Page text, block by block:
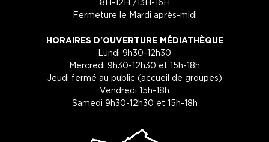
8H-12H /13H-16H
Fermeture le Mardi après-midi
HORAIRES D'OUVERTURE MÉDIATHÈQUE
Lundi 9h30-12h30
Mercredi 9h30-12h30 et 15h-18h
Jeudi fermé au public (accueil de groupes)
Vendredi 15h-18h
Samedi 9h30-12h30 et 15h-18h